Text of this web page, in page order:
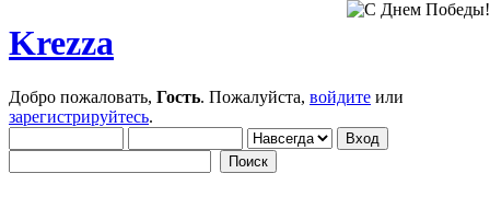
Krezza
Добро пожаловать, Гость. Пожалуйста, войдите или
зарегистрируйтесь.